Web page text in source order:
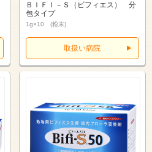
ＢＩＦＩ－Ｓ（ビフィエス） 分
包タイプ
1g×10 (粉末)
取扱い病院